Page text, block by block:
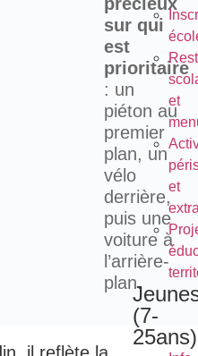
et
et
(7-
25ans)
sur qui
est
prioritaire
: un
piéton au
premier
plan, un
vélo
derrière,
puis une
voiture à
l’arrière-
plan.